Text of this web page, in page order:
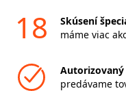
18
Skúsení
máme viac
Autorizovaný
predávame